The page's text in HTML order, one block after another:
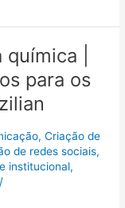
|
para os
,Criação de
de redes sociais,
institucional,
/